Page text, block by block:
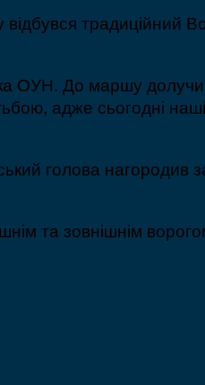
традиційний
ОУН. До маршу
адже сьогодні
голова нагородив
та зовнішнім